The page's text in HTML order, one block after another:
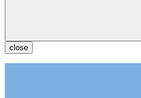
close